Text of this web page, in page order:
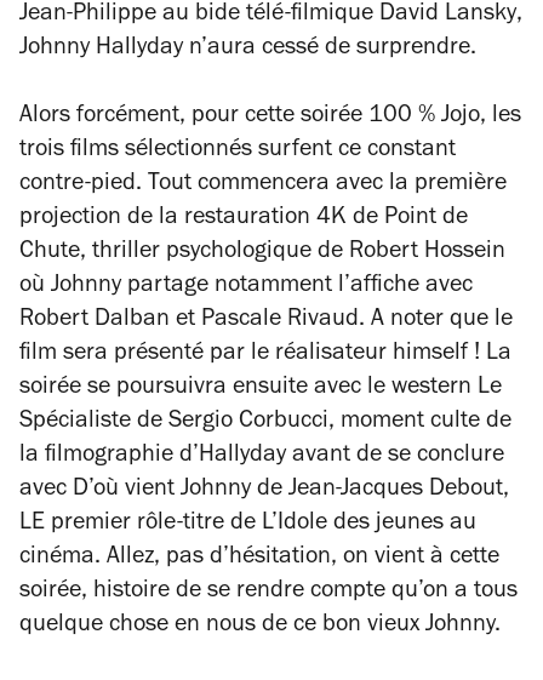
Jean-Philippe au bide télé-filmique David Lansky,
Johnny Hallyday n’aura cessé de surprendre.
Alors forcément, pour cette soirée 100 % Jojo, les
trois films sélectionnés surfent ce constant
contre-pied. Tout commencera avec la première
projection de la restauration 4K de Point de
Chute, thriller psychologique de Robert Hossein
où Johnny partage notamment l’affiche avec
Robert Dalban et Pascale Rivaud. A noter que le
film sera présenté par le réalisateur himself ! La
soirée se poursuivra ensuite avec le western Le
Spécialiste de Sergio Corbucci, moment culte de
la filmographie d’Hallyday avant de se conclure
avec D’où vient Johnny de Jean-Jacques Debout,
LE premier rôle-titre de L’Idole des jeunes au
cinéma. Allez, pas d’hésitation, on vient à cette
soirée, histoire de se rendre compte qu’on a tous
quelque chose en nous de ce bon vieux Johnny.